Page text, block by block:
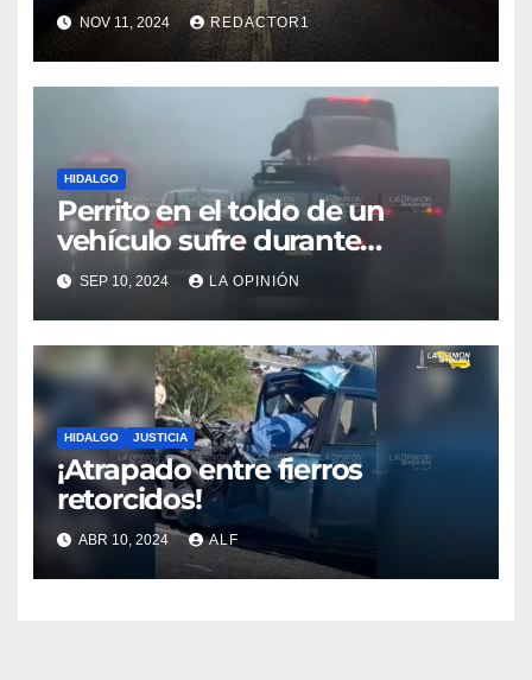
NOV 11, 2024 REDACTOR1
HIDALGO
Perrito en el toldo de un
vehículo sufre durante
tormenta en la autopista
México-Tuxpan
SEP 10, 2024 LA OPINIÓN
HIDALGO JUSTICIA
¡Atrapado entre fierros
retorcidos!
ABR 10, 2024 ALF